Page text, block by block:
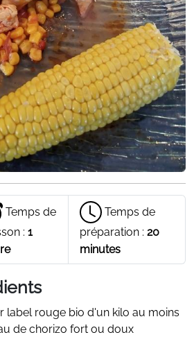
Temps de
:1
Temps de
préparation : 20
minutes
label rouge bio d'un kilo au moins
de chorizo fort ou doux